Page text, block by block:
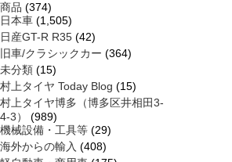
商品 (374)
日本車 (1,505)
日産GT-R R35 (42)
旧車/クラシックカー (364)
未分類 (15)
村上タイヤ Today Blog (15)
村上タイヤ博多（博多区井相田3-
4-3）
(989)
機械設備・工具等 (29)
海外からの輸入 (408)